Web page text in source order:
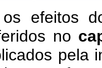
efeitos do
no
pela